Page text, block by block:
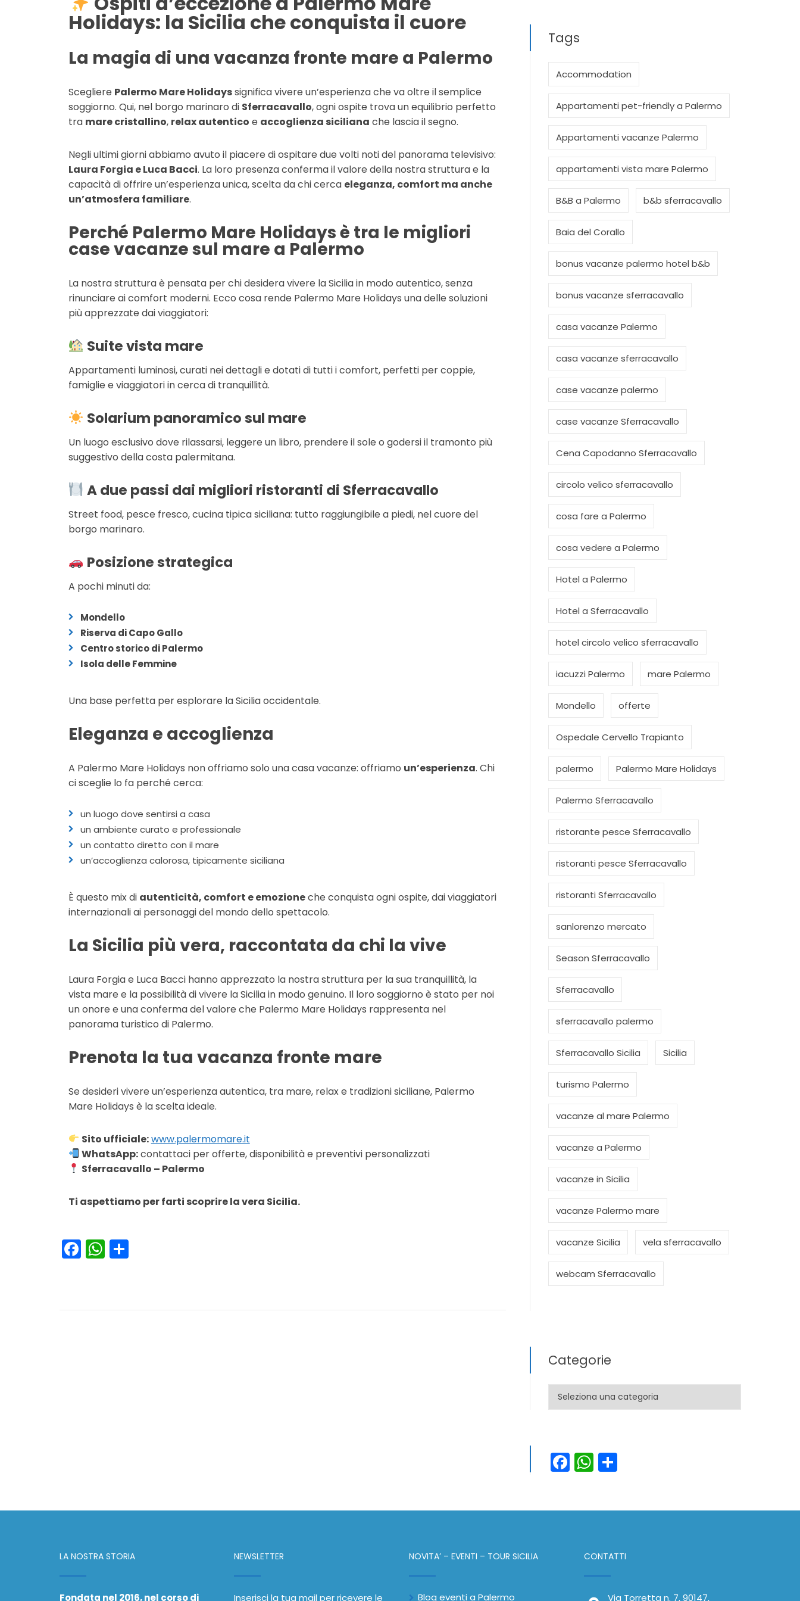
Holidays: la Sicilia che conquista il cuore
La magia di una vacanza fronte mare a Palermo
Scegliere Palermo Mare Holidayssignifica vivere un’esperienza che va oltre il semplice
soggiorno. Qui, nel borgo marinaro di Sferracavallo, ogni ospite trova un equilibrio perfetto
tra mare cristallino, relax autentico e accoglienza siciliana che lascia il segno.
Negli ultimi giorni abbiamo avuto il piacere di ospitare due volti noti del panorama televisivo:
Laura Forgia e Luca Bacci. La loro presenza conferma il valore della nostra struttura e la
capacità di offrire un’esperienza unica, scelta da chi cerca eleganza, comfort ma anche
un’atmosfera familiare.
Perché Palermo Mare Holidays è tra le migliori
case vacanze sul mare a Palermo
La nostra struttura è pensata per chi desidera vivere la Sicilia in modo autentico, senza
rinunciare ai comfort moderni. Ecco cosa rende Palermo Mare Holidays una delle soluzioni
più apprezzate dai viaggiatori:
Suite vista mare
Appartamenti luminosi, curati nei dettagli e dotati di tutti i comfort, perfetti per coppie,
famiglie e viaggiatori in cerca di tranquillità.
Solarium panoramico sul mare
Un luogo esclusivo dove rilassarsi, leggere un libro, prendere il sole o godersi il tramonto più
suggestivo della costa palermitana.
A due passi dai migliori ristoranti di Sferracavallo
Street food, pesce fresco, cucina tipica siciliana: tutto raggiungibile a piedi, nel cuore del
borgo marinaro.
Posizione strategica
A pochi minuti da:
Mondello
Riserva di Capo Gallo
Centro storico di Palermo
Isola delle Femmine
Una base perfetta per esplorare la Sicilia occidentale.
Eleganza e accoglienza
A Palermo Mare Holidays non offriamo solo una casa vacanze: offriamo un’esperienza. Chi
ci sceglie lo fa perché cerca:
un luogo dove sentirsi a casa
un ambiente curato e professionale
un contatto diretto con il mare
un’accoglienza calorosa, tipicamente siciliana
È questo mix di autenticità, comfort e emozioneche conquista ogni ospite, dai viaggiatori
internazionali ai personaggi del mondo dello spettacolo.
La Sicilia più vera, raccontata da chi la vive
Laura Forgia e Luca Bacci hanno apprezzato la nostra struttura per la sua tranquillità, la
vista mare e la possibilità di vivere la Sicilia in modo genuino. Il loro soggiorno è stato per noi
un onore e una conferma del valore che Palermo Mare Holidays rappresenta nel
panorama turistico di Palermo.
Prenota la tua vacanza fronte mare
Se desideri vivere un’esperienza autentica, tra mare, relax e tradizioni siciliane, Palermo
Mare Holidays è la scelta ideale.
Sito ufficiale:www.palermomare.it
WhatsApp:contattaci per offerte, disponibilità e preventivi personalizzati
Sferracavallo – Palermo
Ti aspettiamo per farti scoprire la vera Sicilia.
Facebook
WhatsApp
Condividi
Tags
Accommodation
Appartamenti pet-friendly a Palermo
Appartamenti vacanze Palermo
appartamenti vista mare Palermo
B&B a Palermo b&b sferracavallo
Baia del Corallo
bonus vacanze palermo hotel b&b
bonus vacanze sferracavallo
casa vacanze Palermo
casa vacanze sferracavallo
case vacanze palermo
case vacanze Sferracavallo
Cena Capodanno Sferracavallo
circolo velico sferracavallo
cosa fare a Palermo
cosa vedere a Palermo
Hotel a Palermo
Hotel a Sferracavallo
hotel circolo velico sferracavallo
iacuzzi Palermo mare Palermo
Mondello offerte
Ospedale Cervello Trapianto
palermo Palermo Mare Holidays
Palermo Sferracavallo
ristorante pesce Sferracavallo
ristoranti pesce Sferracavallo
ristoranti Sferracavallo
sanlorenzo mercato
Season Sferracavallo
Sferracavallo
sferracavallo palermo
Sferracavallo Sicilia Sicilia
turismo Palermo
vacanze al mare Palermo
vacanze a Palermo
vacanze in Sicilia
vacanze Palermo mare
vacanze Sicilia vela sferracavallo
webcam Sferracavallo
Categorie
Categorie
Facebook
WhatsApp
Condividi
LA NOSTRA STORIA
Fondata nel 2016, nel corso di
NEWSLETTER
Inserisci la tua mail per ricevere le
NOVITA’ – EVENTI – TOUR SICILIA
Blog eventi a Palermo
CONTATTI
Via Torretta n. 7, 90147,